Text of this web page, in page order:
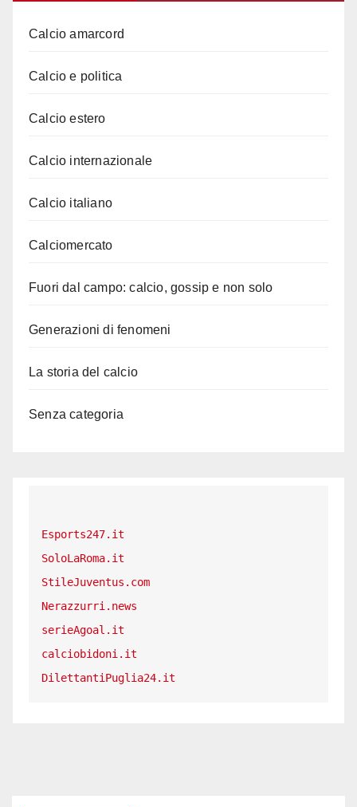
Calcio amarcord
Calcio e politica
Calcio estero
Calcio internazionale
Calcio italiano
Calciomercato
Fuori dal campo: calcio, gossip e non solo
Generazioni di fenomeni
La storia del calcio
Senza categoria
Esports247.it
SoloLaRoma.it
StileJuventus.com
Nerazzurri.news
serieAgoal.it
calciobidoni.it
DilettantiPuglia24.it